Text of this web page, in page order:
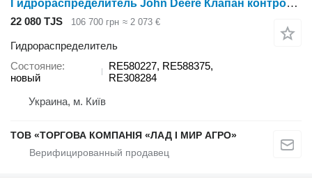
Гидрораспределитель John Deere Клапан контрольний задньої навісами RE580227 для трактора колесного John Deere
22 080 TJS 106 700 грн ≈ 2 073 €
Гидрораспределитель
Состояние
новый
RE580227, RE588375,
RE308284
Украина, м. Київ
ТОВ «ТОРГОВА КОМПАНІЯ «ЛАД І МИР АГРО»